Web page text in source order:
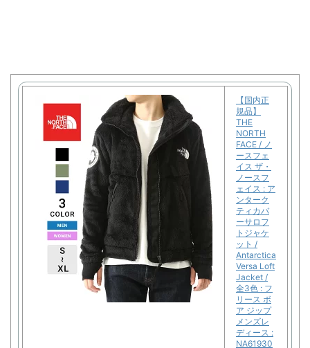
【国内正
規品】
THE
NORTH
FACE / ノ
ースフェ
イス ザ・
ノースフ
ェイス : ア
ンターク
ティカバ
ーサロフ
トジャケ
ット /
Antarctica
Versa Loft
Jacket /
全3色 : フ
リース ボ
ア ジップ
メンズレ
ディース :
NA61930